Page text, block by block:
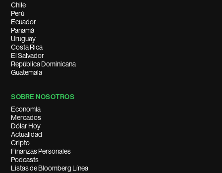
Chile
Perú
Ecuador
Panamá
Uruguay
Costa Rica
El Salvador
República Dominicana
Guatemala
SOBRE NOSOTROS
Economía
Mercados
Dólar Hoy
Actualidad
Cripto
Finanzas Personales
Podcasts
Listas de Bloomberg Línea